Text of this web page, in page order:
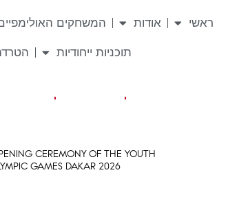
ראשי אודות המשחקים
תוכניות ייחודיות